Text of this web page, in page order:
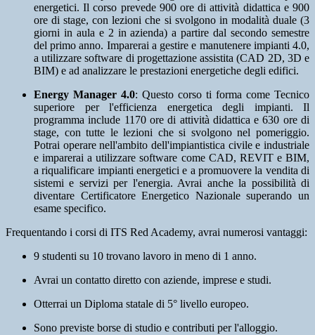
energetici. Il corso prevede 900 ore di attività didattica e 900
ore di stage, con lezioni che si svolgono in modalità duale (3
giorni in aula e 2 in azienda) a partire dal secondo semestre
del primo anno. Imparerai a gestire e manutenere impianti 4.0,
a utilizzare software di progettazione assistita (CAD 2D, 3D e
BIM) e ad analizzare le prestazioni energetiche degli edifici.
Energy Manager 4.0: Questo corso ti forma come Tecnico
superiore per l'efficienza energetica degli impianti. Il
programma include 1170 ore di attività didattica e 630 ore di
stage, con tutte le lezioni che si svolgono nel pomeriggio.
Potrai operare nell'ambito dell'impiantistica civile e industriale
e imparerai a utilizzare software come CAD, REVIT e BIM,
a riqualificare impianti energetici e a promuovere la vendita di
sistemi e servizi per l'energia. Avrai anche la possibilità di
diventare Certificatore Energetico Nazionale superando un
esame specifico.
Frequentando i corsi di ITS Red Academy, avrai numerosi vantaggi:
9 studenti su 10 trovano lavoro in meno di 1 anno.
Avrai un contatto diretto con aziende, imprese e studi.
Otterrai un Diploma statale di 5° livello europeo.
Sono previste borse di studio e contributi per l'alloggio.